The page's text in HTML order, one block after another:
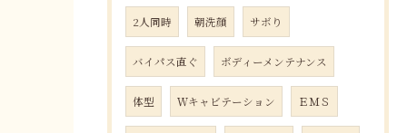
2人同時 朝洗顔 サボり
バイパス直ぐ ボディーメンテナンス
体型 Ｗキャビテーション ＥＭＳ